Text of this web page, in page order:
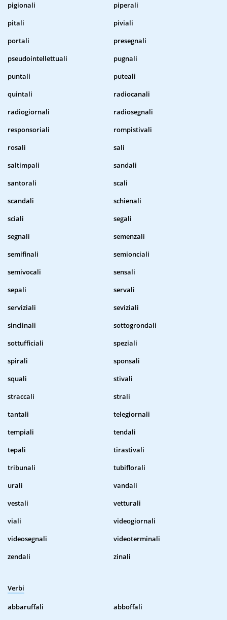
pigionali
piperali
pitali
piviali
portali
presegnali
pseudointellettuali
pugnali
puntali
puteali
quintali
radiocanali
radiogiornali
radiosegnali
responsoriali
rompistivali
rosali
sali
saltimpali
sandali
santorali
scali
scandali
schienali
sciali
segali
segnali
semenzali
semifinali
semionciali
semivocali
sensali
sepali
servali
serviziali
seviziali
sinclinali
sottogrondali
sottufficiali
speziali
spirali
sponsali
squali
stivali
straccali
strali
tantali
telegiornali
tempiali
tendali
tepali
tirastivali
tribunali
tubiflorali
urali
vandali
vestali
vetturali
viali
videogiornali
videosegnali
videoterminali
zendali
zinali
Verbi
abbaruffali abboffali